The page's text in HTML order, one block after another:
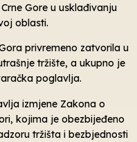
Gore u usklađivanju
oblasti.
privremeno zatvorila u
tržište, a ukupno je
poglavlja.
izmjene Zakona o
kojima je obezbijeđeno
tržišta i bezbjednosti